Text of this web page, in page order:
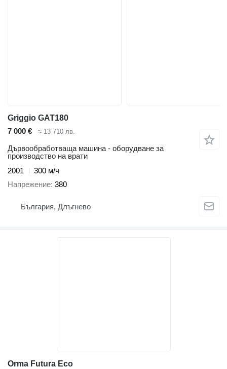
Griggio GAT180
7 000 €
≈ 13 710 лв.
Дървообработваща машина - оборудване за
производство на врати
2001
300 м/ч
Напрежение 380
България, Длъгнево
Orma Futura Eco